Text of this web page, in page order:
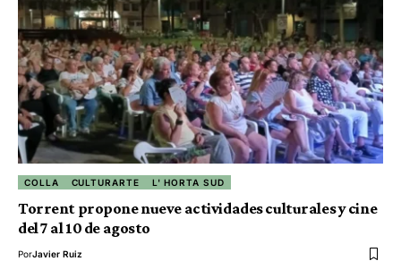
COLLA CULTURARTE L' HORTA SUD
Torrent propone nueve actividades culturales y cine
del 7 al 10 de agosto
PorJavier Ruiz